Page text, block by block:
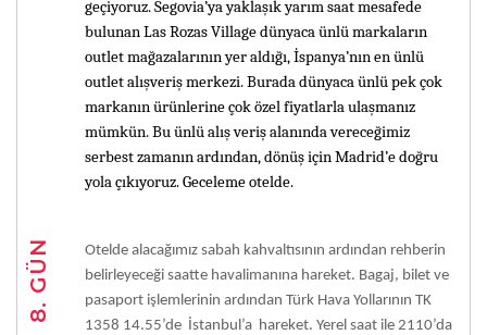
geçiyoruz. Segovia’ya yaklaşık yarım saat mesafede
bulunan Las Rozas Village dünyaca ünlü markaların
outlet mağazalarının yer aldığı, İspanya’nın en ünlü
outlet alışveriş merkezi. Burada dünyaca ünlü pek çok
markanın ürünlerine çok özel fiyatlarla ulaşmanız
mümkün. Bu ünlü alış veriş alanında vereceğimiz
serbest zamanın ardından, dönüş için Madrid’e doğru
yola çıkıyoruz. Geceleme otelde.
8. GÜN
Otelde alacağımız sabah kahvaltısının ardından rehberin
belirleyeceği saatte havalimanına hareket. Bagaj, bilet ve
pasaport işlemlerinin ardından Türk Hava Yollarının TK
1358 14.55’de İstanbul’a hareket. Yerel saat ile 2110’da